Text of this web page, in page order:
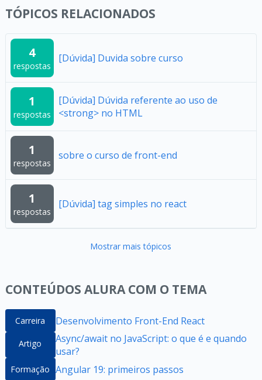
TÓPICOS RELACIONADOS
4
respostas
[Dúvida] Duvida sobre curso
1
respostas
[Dúvida] Dúvida referente ao uso de
<strong> no HTML
1
respostas
sobre o curso de front-end
1
respostas
[Dúvida] tag simples no react
Mostrar mais tópicos
CONTEÚDOS ALURA COM O TEMA
Carreira Desenvolvimento Front-End React
Artigo
Async/await no JavaScript: o que é e quando
usar?
Formação Angular 19: primeiros passos